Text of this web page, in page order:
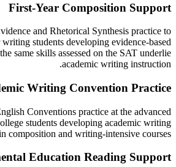
First-Year Composition Support
and Rhetorical Synthesis practice to
students developing evidence-based
same skills assessed on the SAT underlie
academic writing instruction.
Writing Convention Practice
Conventions practice at the advanced
students developing academic writing
composition and writing-intensive courses.
Education Reading Support